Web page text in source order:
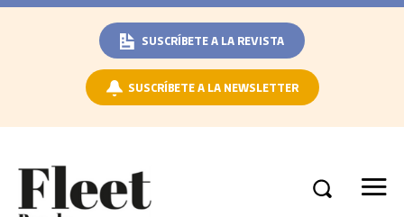
SUSCRÍBETE A LA REVISTA
SUSCRÍBETE A LA NEWSLETTER